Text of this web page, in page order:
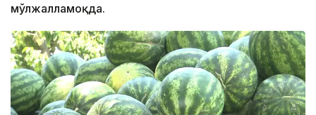
мўлжалламоқда.